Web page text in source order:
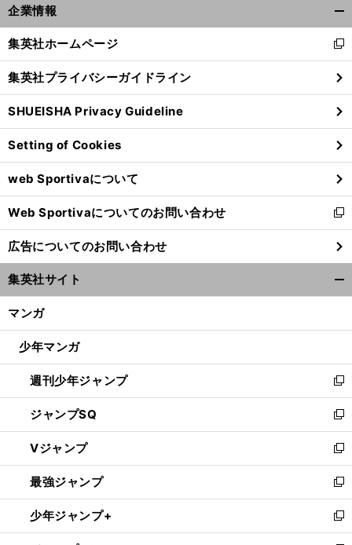
企業情報
閉
る
集英社ホームページ
新
し
い
ウ
ィ
ン
ド
ウ
で
開
く
集英社プライバシーガイドライン
SHUEISHA Privacy Guideline
Setting of Cookies
web Sportivaについて
Web Sportivaについてのお問い合わせ
新
し
い
ウ
ィ
ン
ウ
開
く
広告についてのお問い合わせ
集英社サイト
マンガ
少年マンガ
週刊少年ジャンプ
新
し
い
ウ
ィ
ン
ド
ウ
で
開
ジャンプSQ
新
し
い
ウ
ィ
ン
ド
ウ
Vジャンプ
新
し
い
ウ
ィ
ン
最強ジャンプ
新
し
い
ウ
少年ジャンプ+
新
し